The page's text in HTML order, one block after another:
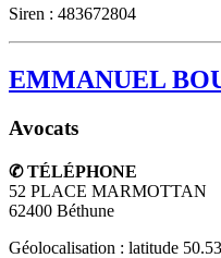
Siren : 483672804
EMMANUEL
Avocats
✆ TÉLÉPHONE
52 PLACE MARMOTTAN
62400 Béthune
Géolocalisation : latitude